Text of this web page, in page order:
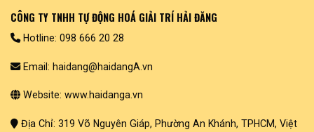
CÔNG TY TNHH TỰ ĐỘNG HOÁ GIẢI TRÍ HẢI ĐĂNG
Hotline: 098 666 20 28
Email: haidang@haidangA.vn
Website: www.haidanga.vn
Địa Chỉ: 319 Võ Nguyên Giáp, Phường An Khánh, TPHCM, Việt